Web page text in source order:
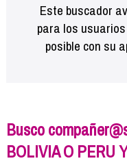
Este buscador
para los
posible con su
Busco
BOLIVIA O PERU